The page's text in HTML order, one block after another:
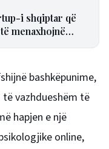
i shqiptar që
menaxhojnë
bashkëpunime,
vazhdueshëm të
hapjen e një
online,